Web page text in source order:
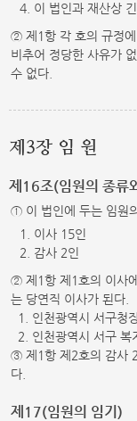
4. 이 법인과 재산상
② 제1항 각 호의 규정에
비추어 정당한 사유가
수 없다.
제3장 임 원
제16조(임원의 종류
① 이 법인에 두는 임원
1. 이사 15인
2. 감사 2인
② 제1항 제1호의 이사
는 당연직 이사가 된다.
1. 인천광역시 서구청
2. 인천광역시 서구 복
③ 제1항 제2호의 감사
다.
제17(임원의 임기)